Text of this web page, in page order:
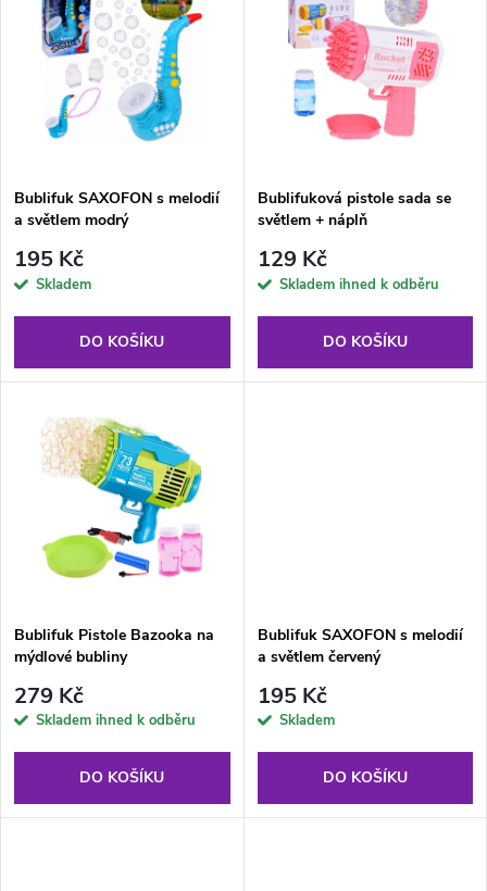
p
r
o
d
Abecedně
s
p
r
ů
Bublifuk SAXOFON s melodií
a světlem modrý
195 Kč
Skladem
DO KOŠÍKU
Bublifuková pistole sada se
světlem + náplň
129 Kč
Skladem ihned k odběru
DO KOŠÍKU
Bublifuk Pistole Bazooka na
mýdlové bubliny
279 Kč
Skladem ihned k odběru
DO KOŠÍKU
Bublifuk SAXOFON s melodií
a světlem červený
195 Kč
Skladem
DO KOŠÍKU